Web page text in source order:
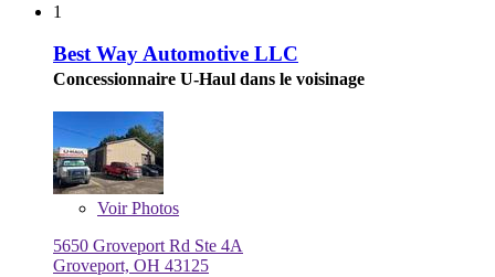
1
Best Way Automotive LLC
Concessionnaire U-Haul dans le voisinage
VoirPhotos
5650 Groveport Rd Ste 4A
Groveport, OH 43125